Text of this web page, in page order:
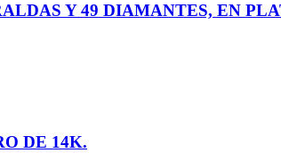
Y 49 DIAMANTES, EN
DE 14K.